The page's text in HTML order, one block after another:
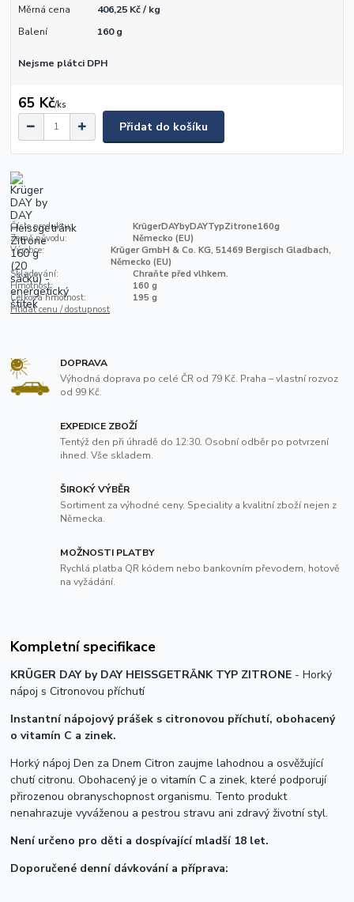
Měrná cena
406,25 Kč / kg
Balení
160 g
Nejsme plátci DPH
65 Kč/ks
Přidat do košíku
Číslo produktu:
KrügerDAYbyDAYTypZitrone160g
Země původu:
Německo (EU)
Výrobce:
Krüger GmbH & Co. KG, 51469 Bergisch Gladbach,
Německo (EU)
Skladování:
Chraňte před vlhkem.
Hmotnost:
160 g
Celková hmotnost:
195 g
Hlídat cenu / dostupnost
DOPRAVA
Výhodná doprava po celé ČR od 79 Kč. Praha – vlastní rozvoz
od 99 Kč.
EXPEDICE ZBOŽÍ
Tentýž den při úhradě do 12:30. Osobní odběr po potvrzení
ihned. Vše skladem.
ŠIROKÝ VÝBĚR
Sortiment za výhodné ceny. Speciality a kvalitní zboží nejen z
Německa.
MOŽNOSTI PLATBY
Rychlá platba QR kódem nebo bankovním převodem, hotově
na vyžádání.
Kompletní specifikace
KRÜGER DAY by DAY HEISSGETRÄNK TYP ZITRONE - Horký
nápoj s Citronovou příchutí
Instantní nápojový prášek s citronovou příchutí, obohacený
o vitamín C a zinek.
Horký nápoj Den za Dnem Citron zaujme lahodnou a osvěžující
chutí citronu. Obohacený je o vitamín C a zinek, které podporují
přirozenou obranyschopnost organismu. Tento produkt
nenahrazuje vyváženou a pestrou stravu ani zdravý životní styl.
Není určeno pro děti a dospívající mladší 18 let.
Doporučené denní dávkování a příprava: